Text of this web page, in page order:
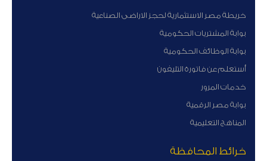
خريطة مصر الاستثمارية لحجز الاراضى الصناعية
بوابة المشتريات الحكومية
بوابة الوظائف الحكومية
أستعلم عن فاتورة التليفون
خدمات المرور
بوابة مصر الرقمية
المناهج التعليمية
خرائط المحافظة